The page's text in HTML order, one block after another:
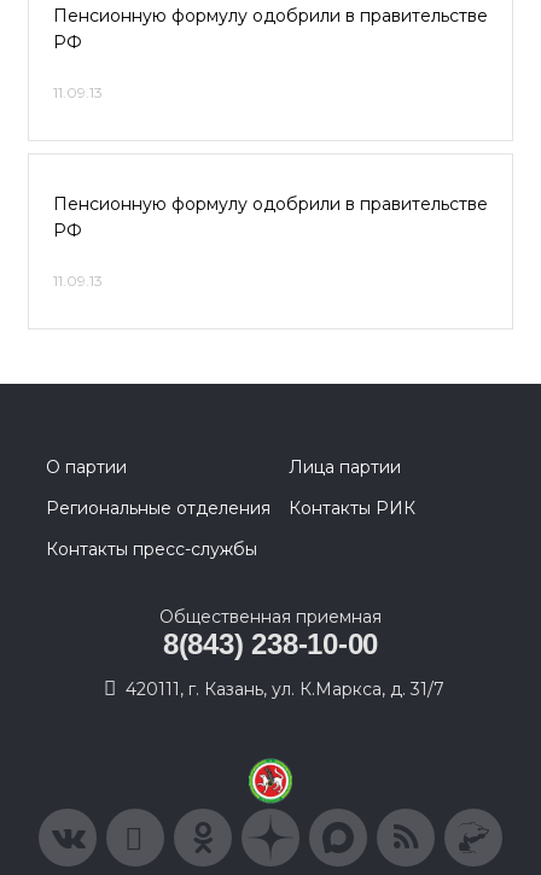
Пенсионную формулу одобрили в правительстве
РФ
11.09.13
Пенсионную формулу одобрили в правительстве
РФ
11.09.13
О партии
Лица партии
Региональные отделения
Контакты РИК
Контакты пресс-службы
Общественная приемная
8(843) 238-10-00
420111, г. Казань, ул. К.Маркса, д. 31/7